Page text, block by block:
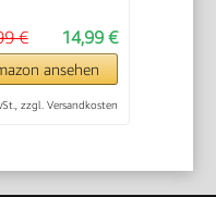
14,99 €
€
ansehen
zzgl. Versandkosten